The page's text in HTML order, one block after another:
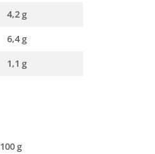
4,2 g
6,4 g
1,1 g
100 g